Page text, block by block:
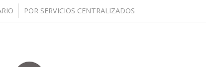
POR SERVICIOS CENTRALIZADOS